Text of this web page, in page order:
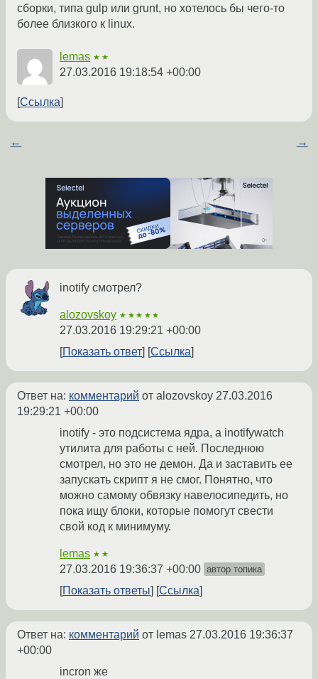
сборки, типа gulp или grunt, но хотелось бы чего-то
более близкого к linux.
lemas ★★
27.03.2016 19:18:54 +00:00
Ссылка
← →
inotify смотрел?
alozovskoy ★★★★★
27.03.2016 19:29:21 +00:00
Показать ответ
Ссылка
Ответ на: комментарий от alozovskoy 27.03.2016
19:29:21 +00:00
inotify - это подсистема ядра, а inotifywatch
утилита для работы с ней. Последнюю
смотрел, но это не демон. Да и заставить ее
запускать скрипт я не смог. Понятно, что
можно самому обвязку навелосипедить, но
пока ищу блоки, которые помогут свести
свой код к минимуму.
lemas ★★
27.03.2016 19:36:37 +00:00 автор топика
Показать ответы Ссылка
Ответ на: комментарий от lemas 27.03.2016 19:36:37
+00:00
incron же